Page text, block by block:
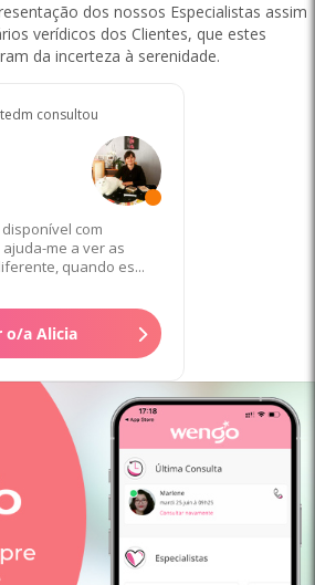
dos nossos Especialistas assim
verídicos dos Clientes, que estes
da incerteza à serenidade.
consultou
com
me a ver as
quando es...
o/a Alicia